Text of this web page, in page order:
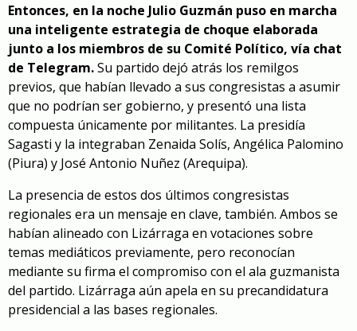
Entonces, en la noche Julio Guzmán puso en marcha
una inteligente estrategia de choque elaborada
junto a los miembros de su Comité Político, vía chat
de Telegram.Su partido dejó atrás los remilgos
previos, que habían llevado a sus congresistas a asumir
que no podrían ser gobierno, y presentó una lista
compuesta únicamente por militantes. La presidía
Sagasti y la integraban Zenaida Solís, Angélica Palomino
(Piura) y José Antonio Nuñez (Arequipa).
La presencia de estos dos últimos congresistas
regionales era un mensaje en clave, también. Ambos se
habían alineado con Lizárraga en votaciones sobre
temas mediáticos previamente, pero reconocían
mediante su firma el compromiso con el ala guzmanista
del partido. Lizárraga aún apela en su precandidatura
presidencial a las bases regionales.